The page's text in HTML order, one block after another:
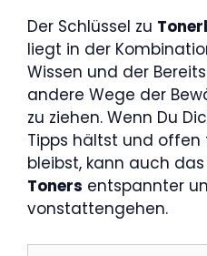
Der Schlüssel zu
liegt in der
Wissen und der
andere Wege der
zu ziehen. Wenn Du
Tipps hältst und offen
bleibst, kann auch
Toners entspannter
vonstattengehen.